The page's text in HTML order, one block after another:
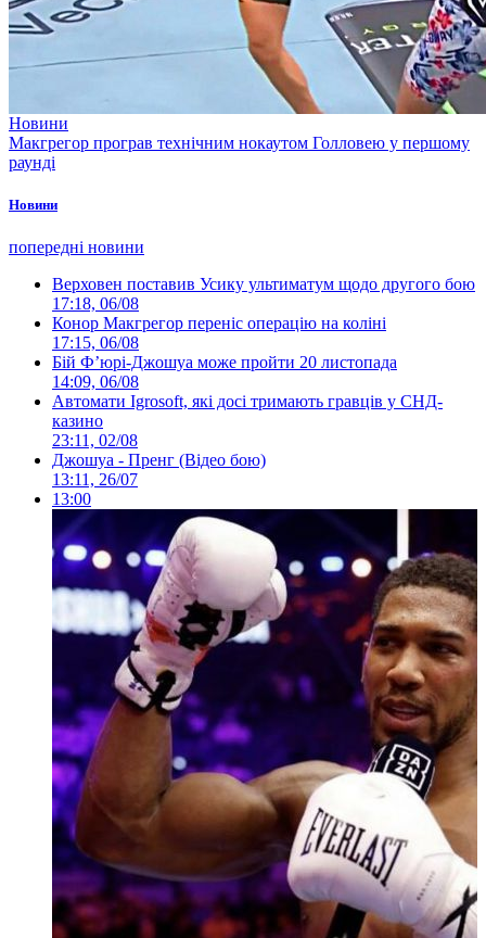
Новини
Макгрегор програв технічним нокаутом Голловею у першому
раунді
Новини
попередні новини
Верховен поставив Усику ультиматум щодо другого бою
17:18, 06/08
Конор Макгрегор переніс операцію на коліні
17:15, 06/08
Бій Ф’юрі-Джошуа може пройти 20 листопада
14:09, 06/08
Автомати Igrosoft, які досі тримають гравців у СНД-
казино
23:11, 02/08
Джошуа - Пренг (Відео бою)
13:11, 26/07
13:00